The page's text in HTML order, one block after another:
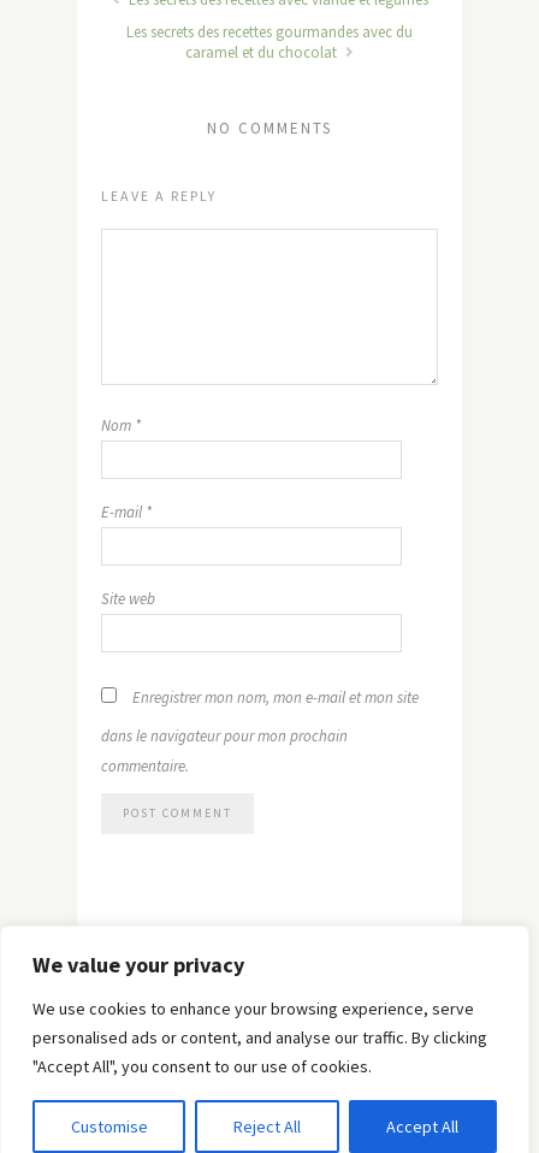
We value your privacy
We use cookies to enhance your browsing experience, serve
personalised ads or content, and analyse our traffic. By clicking
"Accept All", you consent to our use of cookies.
Customise Reject All Accept All
Les secrets des recettes gourmandes avec du
caramel et du chocolat
NO COMMENTS
LEAVE A REPLY
Nom *
E-mail *
Site web
Enregistrer mon nom, mon e-mail et mon site
dans le navigateur pour mon prochain
commentaire.
© Copyright 2019 -Solo Pine. All Rights Reserved.
TOP
Designed & Developed bySolo Pine